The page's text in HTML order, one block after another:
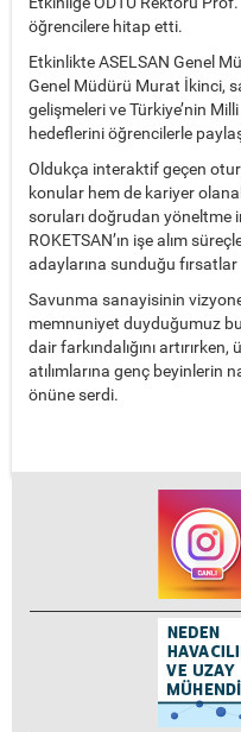
öğrencilere hitap etti.
Etkinlikte ASELSAN Genel
Genel Müdürü Murat İkinci,
gelişmeleri ve Türkiye’nin
hedeflerini öğrencilerle
Oldukça interaktif geçen
konular hem de kariyer
soruları doğrudan yöneltme
ROKETSAN’ın işe alım
adaylarına sunduğu
Savunma sanayisinin
memnuniyet duyduğumuz
dair farkındalığını
atılımlarına genç beyinlerin
önüne serdi.